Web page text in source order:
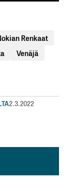
Renkaat
Venäjä
2.3.2022